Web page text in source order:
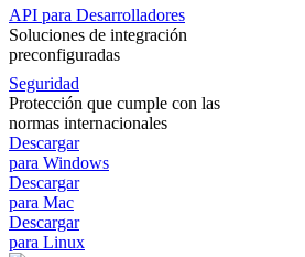
API para Desarrolladores
Soluciones de integración
preconfiguradas
Seguridad
Protección que cumple con las
normas internacionales
Descargar
para Windows
Descargar
para Mac
Descargar
para Linux